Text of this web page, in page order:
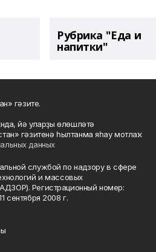
Рубрика "Еда и
напитки"
гәзите.
йә уларҙы өлөшләтә
гәзитенә һылтанма яһау мотлаҡ.
данных
службой по надзору в сфере
и массовых
Регистрационный номер:
сентября 2008 г.